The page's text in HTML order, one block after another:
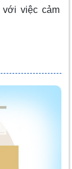
việc cảm